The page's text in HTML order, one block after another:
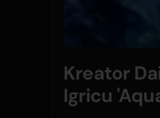
Kreator
Igricu